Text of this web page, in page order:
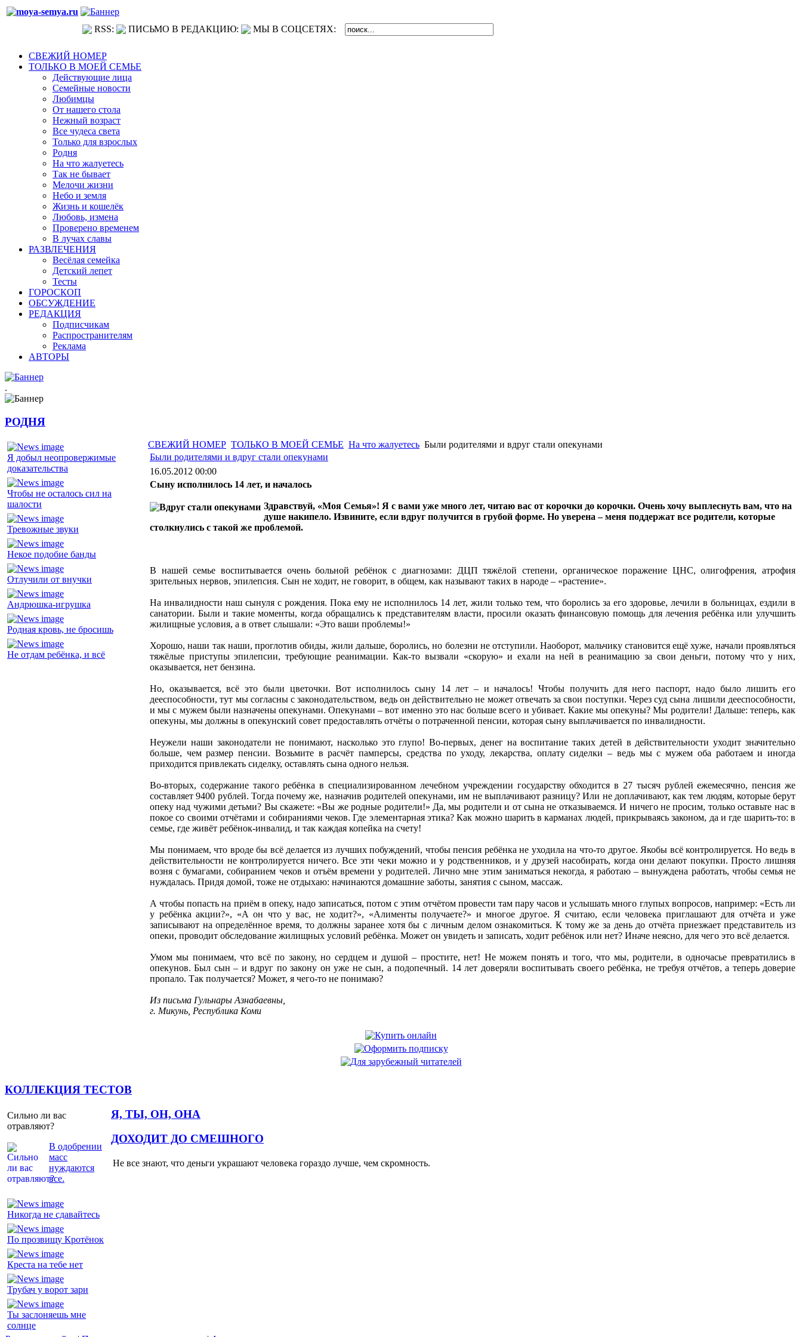
RSS: ПИСЬМО В РЕДАКЦИЮ: МЫ В СОЦСЕТЯХ:
СВЕЖИЙ НОМЕР
ТОЛЬКО В МОЕЙ СЕМЬЕ
Действующие лица
Семейные новости
Любимцы
От нашего стола
Нежный возраст
Все чудеса света
Только для взрослых
Родня
На что жалуетесь
Так не бывает
Мелочи жизни
Небо и земля
Жизнь и кошелёк
Любовь, измена
Проверено временем
В лучах славы
РАЗВЛЕЧЕНИЯ
Весёлая семейка
Детский лепет
Тесты
ГОРОСКОП
ОБСУЖДЕНИЕ
РЕДАКЦИЯ
Подписчикам
Распространителям
Реклама
АВТОРЫ
.
РОДНЯ
Я добыл неопровержимые
доказательства
Чтобы не осталось сил на
шалости
Тревожные звуки
Некое подобие банды
Отлучили от внучки
Андрюшка-игрушка
Родная кровь, не бросишь
Не отдам ребёнка, и всё
СВЕЖИЙ НОМЕР ТОЛЬКО В МОЕЙ СЕМЬЕ На что жалуетесь Были родителями и вдруг стали опекунами
Были родителями и вдруг стали опекунами
16.05.2012 00:00
Сыну исполнилось 14 лет, и началось
Здравствуй, «Моя Семья»! Я с вами уже много лет, читаю вас от корочки до корочки. Очень хочу выплеснуть вам, что на
душе накипело. Извините, если вдруг получится в грубой форме. Но уверена – меня поддержат все родители, которые
столкнулись с такой же проблемой.
В нашей семье воспитывается очень больной ребёнок с диагнозами: ДЦП тяжёлой степени, органическое поражение ЦНС, олигофрения, атрофия
зрительных нервов, эпилепсия. Сын не ходит, не говорит, в общем, как называют таких в народе – «растение».
На инвалидности наш сынуля с рождения. Пока ему не исполнилось 14 лет, жили только тем, что боролись за его здоровье, лечили в больницах, ездили в
санатории. Были и такие моменты, когда обращались к представителям власти, просили оказать финансовую помощь для лечения ребёнка или улучшить
жилищные условия, а в ответ слышали: «Это ваши проблемы!»
Хорошо, наши так наши, проглотив обиды, жили дальше, боролись, но болезни не отступили. Наоборот, мальчику становится ещё хуже, начали проявляться
тяжёлые приступы эпилепсии, требующие реанимации. Как-то вызвали «скорую» и ехали на ней в реанимацию за свои деньги, потому что у них,
оказывается, нет бензина.
Но, оказывается, всё это были цветочки. Вот исполнилось сыну 14 лет – и началось! Чтобы получить для него паспорт, надо было лишить его
дееспособности, тут мы согласны с законодательством, ведь он действительно не может отвечать за свои поступки. Через суд сына лишили дееспособности,
и мы с мужем были назначены опекунами. Опекунами – вот именно это нас больше всего и убивает. Какие мы опекуны? Мы родители! Дальше: теперь, как
опекуны, мы должны в опекунский совет предоставлять отчёты о потраченной пенсии, которая сыну выплачивается по инвалидности.
Неужели наши законодатели не понимают, насколько это глупо! Во-первых, денег на воспитание таких детей в действительности уходит значительно
больше, чем размер пенсии. Возьмите в расчёт памперсы, средства по уходу, лекарства, оплату сиделки – ведь мы с мужем оба работаем и иногда
приходится привлекать сиделку, оставлять сына одного нельзя.
Во-вторых, содержание такого ребёнка в специализированном лечебном учреждении государству обходится в 27 тысяч рублей ежемесячно, пенсия же
составляет 9400 рублей. Тогда почему же, назначив родителей опекунами, им не выплачивают разницу? Или не доплачивают, как тем людям, которые берут
опеку над чужими детьми? Вы скажете: «Вы же родные родители!» Да, мы родители и от сына не отказываемся. И ничего не просим, только оставьте нас в
покое со своими отчётами и собираниями чеков. Где элементарная этика? Как можно шарить в карманах людей, прикрываясь законом, да и где шарить-то: в
семье, где живёт ребёнок-инвалид, и так каждая копейка на счету!
Мы понимаем, что вроде бы всё делается из лучших побуждений, чтобы пенсия ребёнка не уходила на что-то другое. Якобы всё контролируется. Но ведь в
действительности не контролируется ничего. Все эти чеки можно и у родственников, и у друзей насобирать, когда они делают покупки. Просто лишняя
возня с бумагами, собиранием чеков и отъём времени у родителей. Лично мне этим заниматься некогда, я работаю – вынуждена работать, чтобы семья не
нуждалась. Придя домой, тоже не отдыхаю: начинаются домашние заботы, занятия с сыном, массаж.
А чтобы попасть на приём в опеку, надо записаться, потом с этим отчётом провести там пару часов и услышать много глупых вопросов, например: «Есть ли
у ребёнка акции?», «А он что у вас, не ходит?», «Алименты получаете?» и многое другое. Я считаю, если человека приглашают для отчёта и уже
записывают на определённое время, то должны заранее хотя бы с личным делом ознакомиться. К тому же за день до отчёта приезжает представитель из
опеки, проводит обследование жилищных условий ребёнка. Может он увидеть и записать, ходит ребёнок или нет? Иначе неясно, для чего это всё делается.
Умом мы понимаем, что всё по закону, но сердцем и душой – простите, нет! Не можем понять и того, что мы, родители, в одночасье превратились в
опекунов. Был сын – и вдруг по закону он уже не сын, а подопечный. 14 лет доверяли воспитывать своего ребёнка, не требуя отчётов, а теперь доверие
пропало. Так получается? Может, я чего-то не понимаю?
Из письма Гульнары Азнабаевны,
г. Микунь, Республика Коми
КОЛЛЕКЦИЯ ТЕСТОВ
Сильно ли вас
отравляют?
В одобрении
масс
нуждаются
все.
Я, ТЫ, ОН, ОНА
Никогда не сдавайтесь
По прозвищу Кротёнок
Креста на тебе нет
Трубач у ворот зари
Ты заслоняешь мне
солнце
ДОХОДИТ ДО СМЕШНОГО
Не все знают, что деньги украшают человека гораздо лучше, чем скромность.